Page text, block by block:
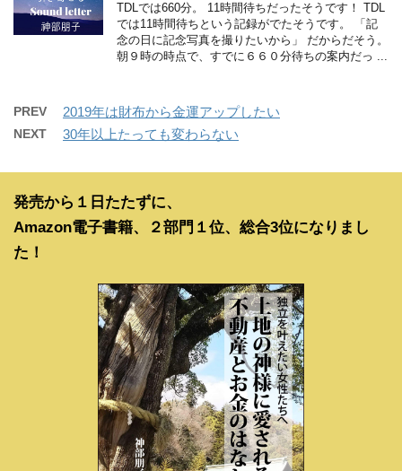
TDLでは660分。 11時間待ちだったそうです！ TDL
では11時間待ちという記録がでたそうです。 「記
念の日に記念写真を撮りたいから」 だからだそう。
朝９時の時点で、すでに６６０分待ちの案内だっ ...
PREV 2019年は財布から金運アップしたい
NEXT 30年以上たっても変わらない
発売から１日たたずに、
Amazon電子書籍、２部門１位、総合3位になりまし
た！